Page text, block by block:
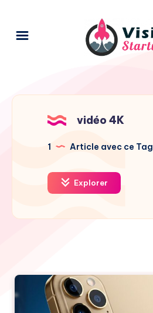
vidéo 4K
1 Article avec ce Tag
Explorer